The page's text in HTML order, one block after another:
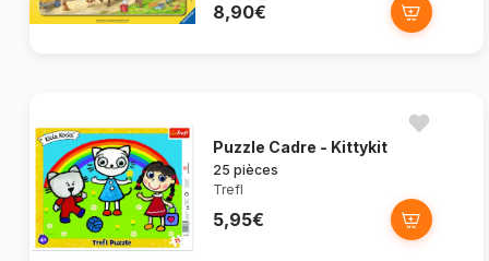
8,90€
Puzzle Cadre - Kittykit
25 pièces
Trefl
5,95€